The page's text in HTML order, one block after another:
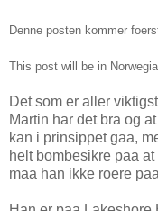
Denne posten kommer
This post will be in
Det som er aller
Martin har det bra og
kan i prinsippet gaa,
helt bombesikre paa
maa han ikke roere